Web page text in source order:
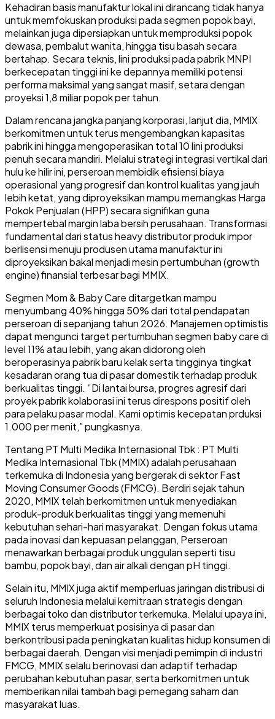
Kehadiran basis manufaktur lokal ini dirancang tidak hanya
untuk memfokuskan produksi pada segmen popok bayi,
melainkan juga dipersiapkan untuk memproduksi popok
dewasa, pembalut wanita, hingga tisu basah secara
bertahap. Secara teknis, lini produksi pada pabrik MNPI
berkecepatan tinggi ini ke depannya memiliki potensi
performa maksimal yang sangat masif, setara dengan
proyeksi 1,8 miliar popok per tahun.
Dalam rencana jangka panjang korporasi, lanjut dia, MMIX
berkomitmen untuk terus mengembangkan kapasitas
pabrik ini hingga mengoperasikan total 10 lini produksi
penuh secara mandiri. Melalui strategi integrasi vertikal dari
hulu ke hilir ini, perseroan membidik efisiensi biaya
operasional yang progresif dan kontrol kualitas yang jauh
lebih ketat, yang diproyeksikan mampu memangkas Harga
Pokok Penjualan (HPP) secara signifikan guna
mempertebal margin laba bersih perusahaan. Transformasi
fundamental dari status heavy distributor produk impor
berlisensi menuju produsen utama manufaktur ini
diproyeksikan bakal menjadi mesin pertumbuhan (growth
engine) finansial terbesar bagi MMIX.
Segmen Mom & Baby Care ditargetkan mampu
menyumbang 40% hingga 50% dari total pendapatan
perseroan di sepanjang tahun 2026. Manajemen optimistis
dapat mengunci target pertumbuhan segmen baby care di
level 11% atau lebih, yang akan didorong oleh
beroperasinya pabrik baru kelak serta tingginya tingkat
kesadaran orang tua di pasar domestik terhadap produk
berkualitas tinggi. “Di lantai bursa, progres agresif dari
proyek pabrik kolaborasi ini terus direspons positif oleh
para pelaku pasar modal. Kami optimis kecepatan prduksi
1.000 per menit,” pungkasnya.
Tentang PT Multi Medika Internasional Tbk : PT Multi
Medika Internasional Tbk (MMIX) adalah perusahaan
terkemuka di Indonesia yang bergerak di sektor Fast
Moving Consumer Goods (FMCG). Berdiri sejak tahun
2020, MMIX telah berkomitmen untuk menyediakan
produk-produk berkualitas tinggi yang memenuhi
kebutuhan sehari-hari masyarakat. Dengan fokus utama
pada inovasi dan kepuasan pelanggan, Perseroan
menawarkan berbagai produk unggulan seperti tisu
bambu, popok bayi, dan air alkali dengan pH tinggi.
Selain itu, MMIX juga aktif memperluas jaringan distribusi di
seluruh Indonesia melalui kemitraan strategis dengan
berbagai toko dan distributor terkemuka. Melalui upaya ini,
MMIX terus memperkuat posisinya di pasar dan
berkontribusi pada peningkatan kualitas hidup konsumen di
berbagai daerah. Dengan visi menjadi pemimpin di industri
FMCG, MMIX selalu berinovasi dan adaptif terhadap
perubahan kebutuhan pasar, serta berkomitmen untuk
memberikan nilai tambah bagi pemegang saham dan
masyarakat luas.